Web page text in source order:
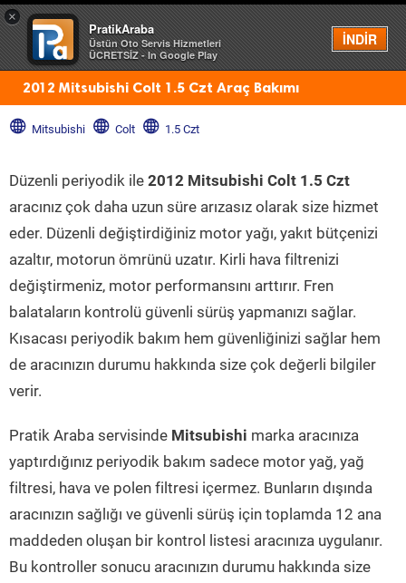
×
PratikAraba
Üstün Oto Servis Hizmetleri
ÜCRETSİZ - In Google Play
İNDİR
Menü
2012 Mitsubishi Colt 1.5 Czt Araç Bakımı
Mitsubishi Colt 1.5 Czt
Düzenli periyodik ile 2012 Mitsubishi Colt 1.5 Czt
aracınız çok daha uzun süre arızasız olarak size hizmet
eder. Düzenli değiştirdiğiniz motor yağı, yakıt bütçenizi
azaltır, motorun ömrünü uzatır. Kirli hava filtrenizi
değiştirmeniz, motor performansını arttırır. Fren
balataların kontrolü güvenli sürüş yapmanızı sağlar.
Kısacası periyodik bakım hem güvenliğinizi sağlar hem
de aracınızın durumu hakkında size çok değerli bilgiler
verir.
Pratik Araba servisinde Mitsubishi marka aracınıza
yaptırdığınız periyodik bakım sadece motor yağ, yağ
filtresi, hava ve polen filtresi içermez. Bunların dışında
aracınızın sağlığı ve güvenli sürüş için toplamda 12 ana
maddeden oluşan bir kontrol listesi aracınıza uygulanır.
Bu kontroller sonucu aracınızın durumu hakkında size